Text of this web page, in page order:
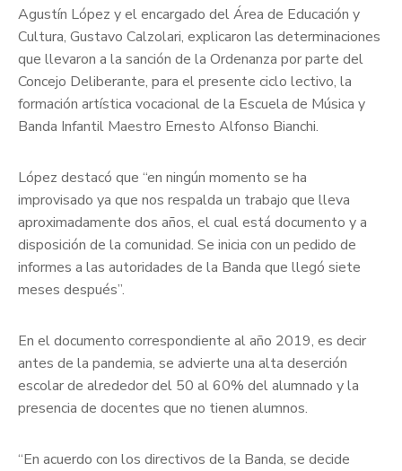
Agustín López y el encargado del Área de Educación y
Cultura, Gustavo Calzolari, explicaron las determinaciones
que llevaron a la sanción de la Ordenanza por parte del
Concejo Deliberante, para el presente ciclo lectivo, la
formación artística vocacional de la Escuela de Música y
Banda Infantil Maestro Ernesto Alfonso Bianchi.
López destacó que “en ningún momento se ha
improvisado ya que nos respalda un trabajo que lleva
aproximadamente dos años, el cual está documento y a
disposición de la comunidad. Se inicia con un pedido de
informes a las autoridades de la Banda que llegó siete
meses después”.
En el documento correspondiente al año 2019, es decir
antes de la pandemia, se advierte una alta deserción
escolar de alrededor del 50 al 60% del alumnado y la
presencia de docentes que no tienen alumnos.
“En acuerdo con los directivos de la Banda, se decide